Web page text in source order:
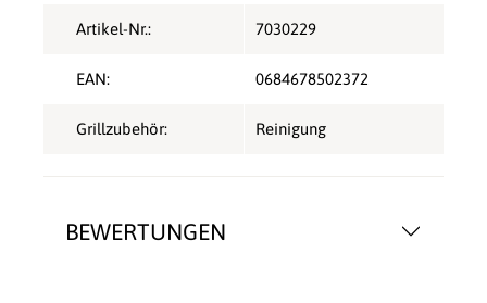
BEWERTUNGEN
Artikel-Nr.: 7030229
EAN: 0684678502372
Grillzubehör: Reinigung